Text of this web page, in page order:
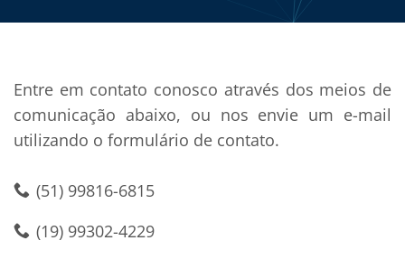
Entre em contato conosco através dos meios de
comunicação abaixo, ou nos envie um e-mail
utilizando o formulário de contato.
(51) 99816-6815
(19) 99302-4229